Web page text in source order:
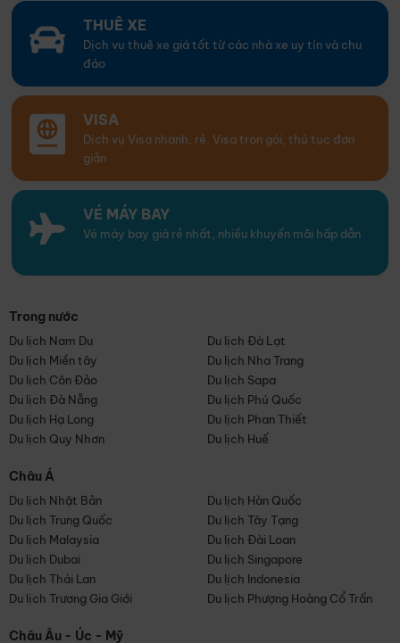
THUÊ XE
Dịch vụ thuê xe giá tốt từ các nhà xe uy tín và chu
đáo
VISA
Dịch vụ Visa nhanh, rẻ. Visa trọn gói, thủ tục đơn
giản
VÉ MÁY BAY
Vé máy bay giá rẻ nhất, nhiều khuyến mãi hấp dẫn
Trong nước
Du lịch Nam Du
Du lịch Đà Lạt
Du lịch Miền tây
Du lịch Nha Trang
Du lịch Côn Đảo
Du lịch Sapa
Du lịch Đà Nẵng
Du lịch Phú Quốc
Du lịch Hạ Long
Du lịch Phan Thiết
Du lịch Quy Nhơn
Du lịch Huế
Châu Á
Du lịch Nhật Bản
Du lịch Hàn Quốc
Du lịch Trung Quốc
Du lịch Tây Tạng
Du lịch Malaysia
Du lịch Đài Loan
Du lịch Dubai
Du lịch Singapore
Du lịch Thái Lan
Du lịch Indonesia
Du lịch Trương Gia Giới
Du lịch Phượng Hoàng Cổ Trấn
Châu Âu - Úc - Mỹ